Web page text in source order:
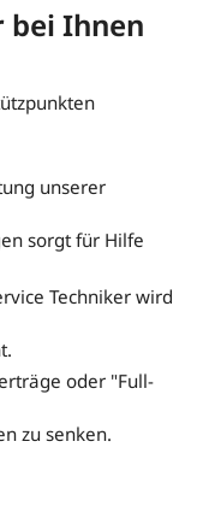
bei Ihnen
unserer
sorgt für Hilfe
Techniker wird
oder "Full-
zu senken.